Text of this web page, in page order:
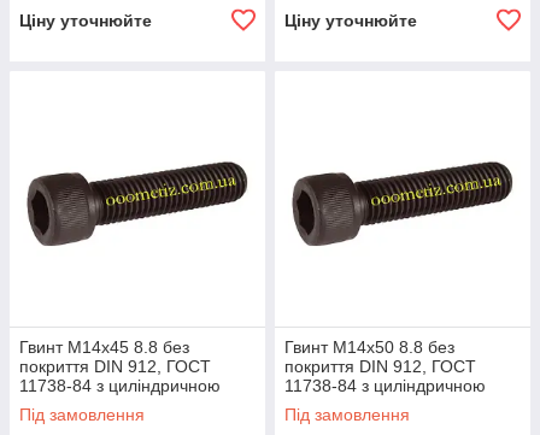
Ціну уточнюйте Ціну уточнюйте
Гвинт М14х45 8.8 без
покриття DIN 912, ГОСТ
11738-84 з циліндричною
головкою та внутрішнім
шестигранником
Під замовлення
Гвинт М14х50 8.8 без
покриття DIN 912, ГОСТ
11738-84 з циліндричною
головкою і внутрішнім
шестигранником
Під замовлення